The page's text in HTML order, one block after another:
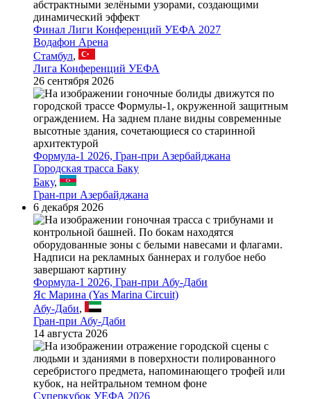
Финал Лиги Конференций УЕФА 2027
Водафон Арена
Стамбул,
Лига Конференций УЕФА
26 сентября 2026
Формула-1 2026, Гран-при Азербайджана
Городская трасса Баку
Баку,
Гран-при Азербайджана
6 декабря 2026
Формула-1 2026, Гран-при Абу-Даби
Яс Марина (Yas Marina Circuit)
Абу-Даби,
Гран-при Абу-Даби
14 августа 2026
Суперкубок УЕФА 2026